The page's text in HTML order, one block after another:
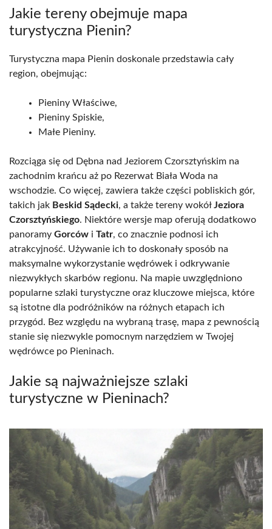
Jakie tereny obejmuje mapa
turystyczna Pienin?
Turystyczna mapa Pienin doskonale przedstawia cały
region, obejmując:
Pieniny Właściwe,
Pieniny Spiskie,
Małe Pieniny.
Rozciąga się od Dębna nad Jeziorem Czorsztyńskim na
zachodnim krańcu aż po Rezerwat Biała Woda na
wschodzie. Co więcej, zawiera także części pobliskich gór,
takich jak Beskid Sądecki, a także tereny wokółJeziora
Czorsztyńskiego. Niektóre wersje map oferują dodatkowo
panoramy Gorców i Tatr, co znacznie podnosi ich
atrakcyjność. Używanie ich to doskonały sposób na
maksymalne wykorzystanie wędrówek i odkrywanie
niezwykłych skarbów regionu. Na mapie uwzględniono
popularne szlaki turystyczne oraz kluczowe miejsca, które
są istotne dla podróżników na różnych etapach ich
przygód. Bez względu na wybraną trasę, mapa z pewnością
stanie się niezwykle pomocnym narzędziem w Twojej
wędrówce po Pieninach.
Jakie są najważniejsze szlaki
turystyczne w Pieninach?